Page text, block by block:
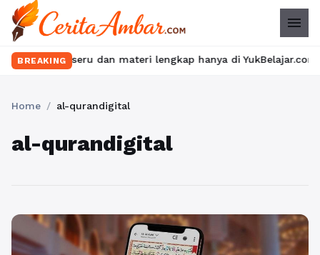
menu
BREAKING
seru dan materi lengkap hanya di YukBelajar.com.
Home / al-qurandigital
al-qurandigital